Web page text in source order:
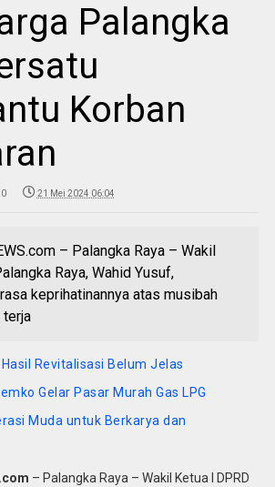
Palangka
Korban
21 Mei 2024 06:04
– Palangka Raya – Wakil
Raya, Wahid Yusuf,
keprihatinannya atas musibah
terja
Revitalisasi Belum Jelas
Gelar Pasar Murah Gas LPG
Muda untuk Berkarya dan
– Palangka Raya – Wakil Ketua I DPRD